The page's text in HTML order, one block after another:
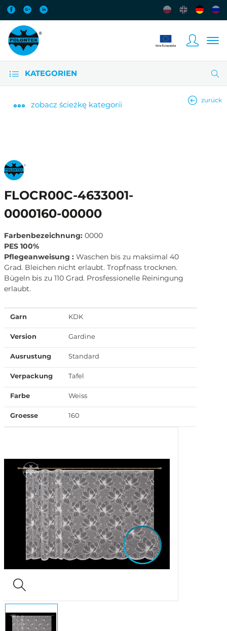
KATEGORIEN
zobacz ścieżkę kategorii zurück
FLOCR00C-4633001-
0000160-00000
Farbenbezeichnung: 0000
PES 100%
Pflegeanweisung : Waschen bis zu maksimal 40
Grad. Bleichen nicht erlaubt. Tropfnass trocknen.
Bügeln bis zu 110 Grad. Prosfessionelle Reiningung
erlaubt.
Garn KDK
Version Gardine
Ausrustung Standard
Verpackung Tafel
Farbe Weiss
Groesse 160